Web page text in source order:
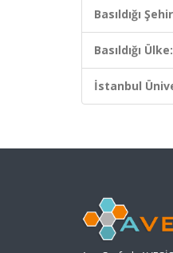
Basıldığı
Basıldığı Ülke:
İstanbul